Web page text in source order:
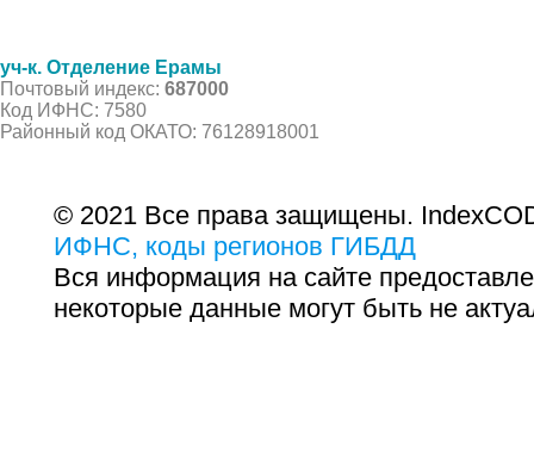
уч-к. Отделение Ерамы
Почтовый индекс: 687000
Код ИФНС: 7580
Районный код ОКАТО: 76128918001
© 2021 Все права защищены.
ИФНС, коды регионов ГИБДД
Вся информация на сайте
некоторые данные могут быть не